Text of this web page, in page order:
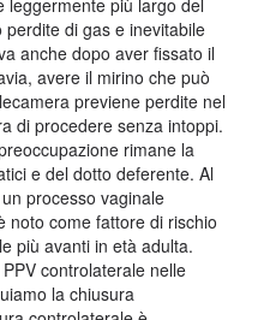
leggermente più largo del
di gas e inevitabile
anche dopo aver fissato il
avere il mirino che può
previene perdite nel
di procedere senza intoppi.
rimane la
e del dotto deferente. Al
processo vaginale
noto come fattore di rischio
più avanti in età adulta.
controlaterale nelle
la chiusura